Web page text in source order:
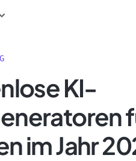
KI-
im Jahr